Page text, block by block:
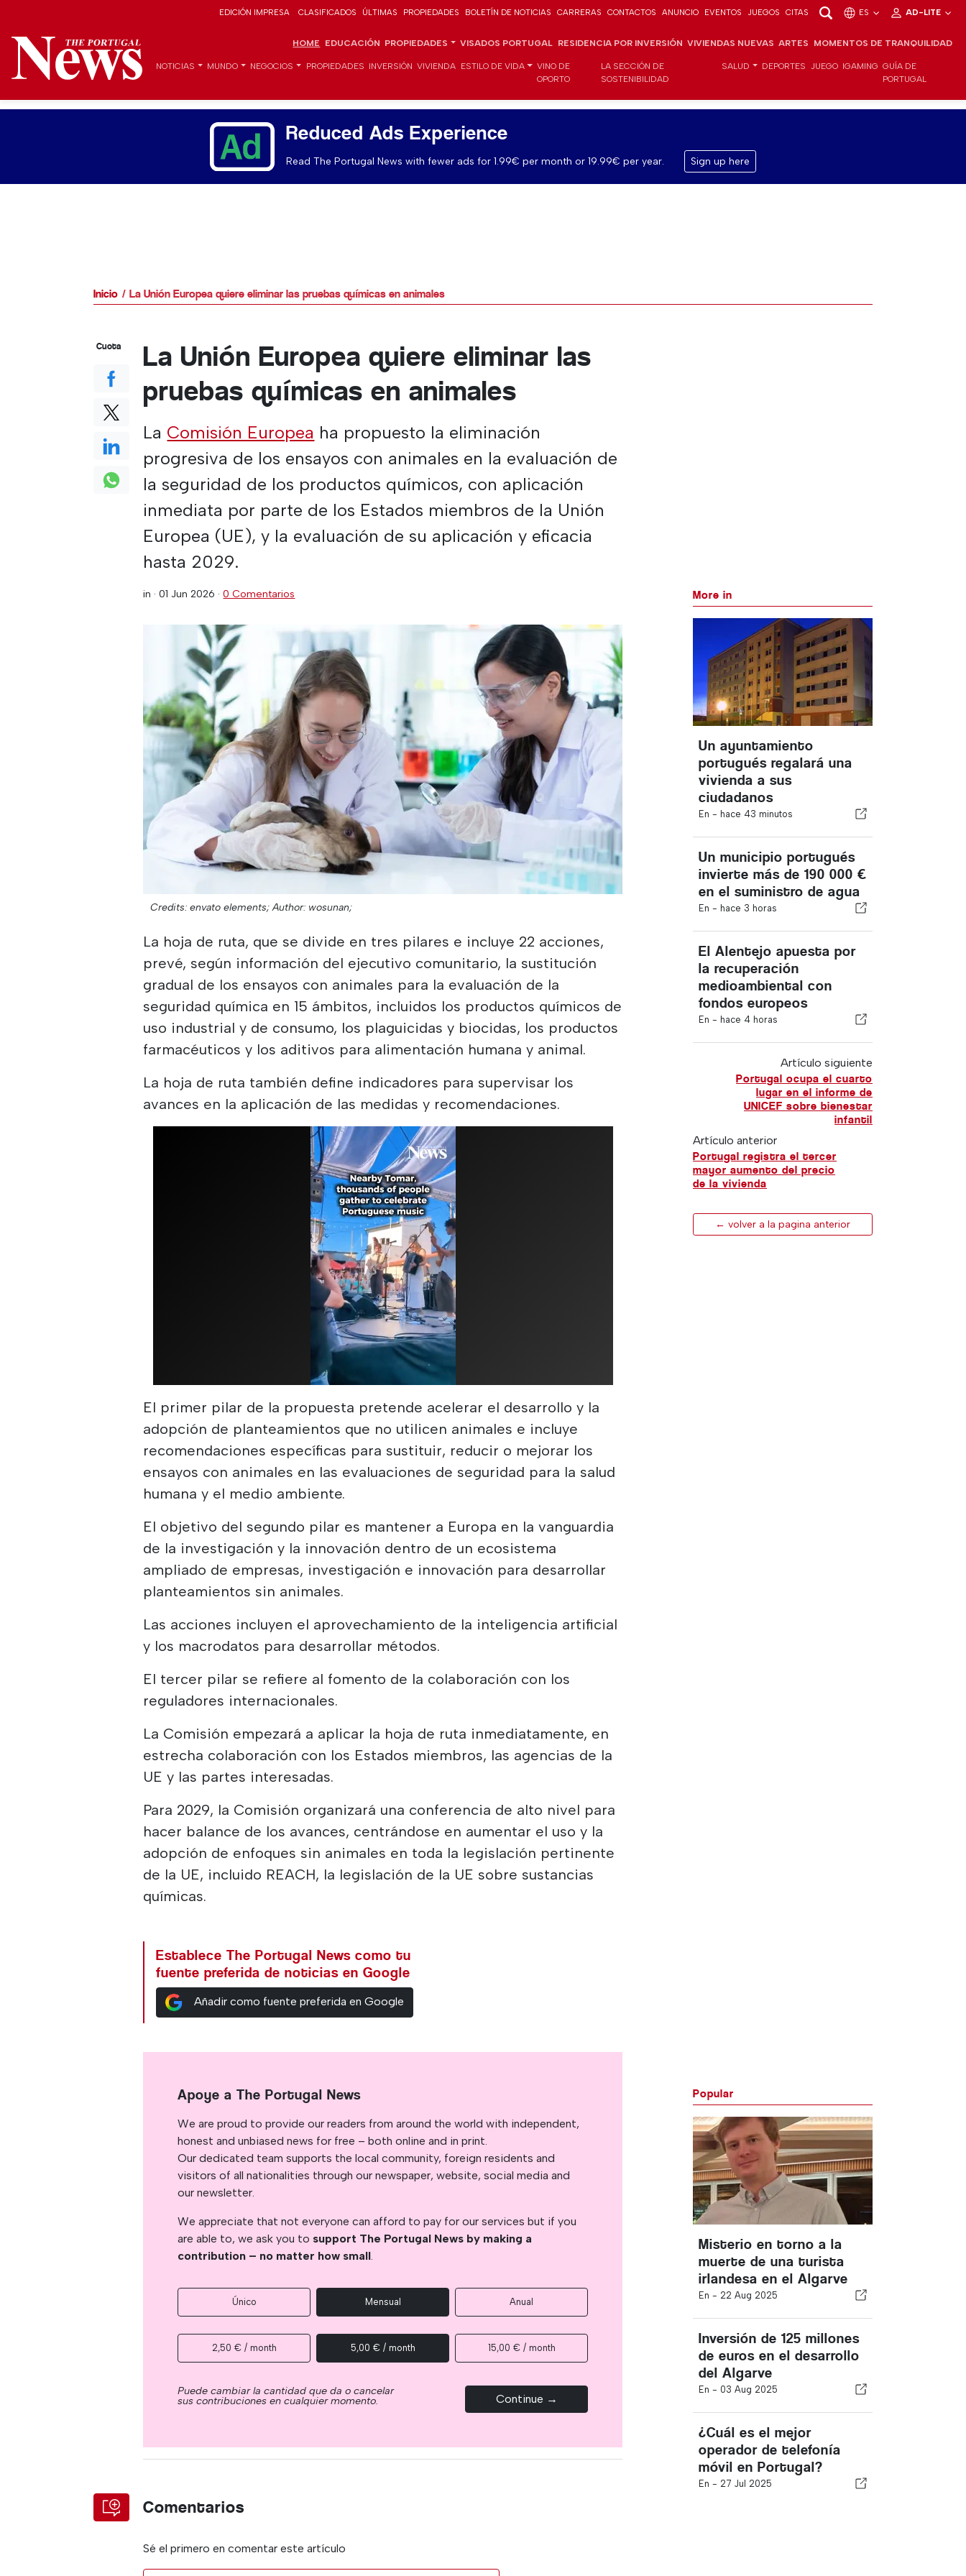
EDICIÓN IMPRESA CLASIFICADOS ÚLTIMAS PROPIEDADES BOLETÍN DE NOTICIAS CARRERAS CONTACTOS ANUNCIO EVENTOS JUEGOS CITAS ES AD-LITE
HOME EDUCACIÓN PROPIEDADES VISADOS PORTUGAL RESIDENCIA POR INVERSIÓN VIVIENDAS NUEVAS ARTES MOMENTOS DE TRANQUILIDAD
NOTICIAS MUNDO NEGOCIOS PROPIEDADES INVERSIÓN VIVIENDA ESTILO DE VIDA
VINO DE
OPORTO
LA SECCIÓN DE
SOSTENIBILIDAD
SALUD DEPORTES JUEGO IGAMING GUÍA DE
PORTUGAL
Reduced Ads Experience
Read The Portugal News with fewer ads for 1.99€ per month or 19.99€ per year. Sign up here
Inicio La Unión Europea quiere eliminar las pruebas químicas en animales
La Unión Europea quiere eliminar las
pruebas químicas en animales
La Comisión Europea ha propuesto la eliminación
progresiva de los ensayos con animales en la evaluación de
la seguridad de los productos químicos, con aplicación
inmediata por parte de los Estados miembros de la Unión
Europea (UE), y la evaluación de su aplicación y eficacia
hasta 2029.
in ·01 Jun 2026 ·0 Comentarios
Credits: envato elements; Author: wosunan;
La hoja de ruta, que se divide en tres pilares e incluye 22 acciones,
prevé, según información del ejecutivo comunitario, la sustitución
gradual de los ensayos con animales para la evaluación de la
seguridad química en 15 ámbitos, incluidos los productos químicos de
uso industrial y de consumo, los plaguicidas y biocidas, los productos
farmacéuticos y los aditivos para alimentación humana y animal.
La hoja de ruta también define indicadores para supervisar los
avances en la aplicación de las medidas y recomendaciones.
El primer pilar de la propuesta pretende acelerar el desarrollo y la
adopción de planteamientos que no utilicen animales e incluye
recomendaciones específicas para sustituir, reducir o mejorar los
ensayos con animales en las evaluaciones de seguridad para la salud
humana y el medio ambiente.
El objetivo del segundo pilar es mantener a Europa en la vanguardia
de la investigación y la innovación dentro de un ecosistema
ampliado de empresas, investigación e innovación para desarrollar
planteamientos sin animales.
Las acciones incluyen el aprovechamiento de la inteligencia artificial
y los macrodatos para desarrollar métodos.
El tercer pilar se refiere al fomento de la colaboración con los
reguladores internacionales.
La Comisión empezará a aplicar la hoja de ruta inmediatamente, en
estrecha colaboración con los Estados miembros, las agencias de la
UE y las partes interesadas.
Para 2029, la Comisión organizará una conferencia de alto nivel para
hacer balance de los avances, centrándose en aumentar el uso y la
adopción de enfoques sin animales en toda la legislación pertinente
de la UE, incluido REACH, la legislación de la UE sobre sustancias
químicas.
Establece The Portugal News como tu
fuente preferida de noticias en Google
Añadir como fuente preferida en Google
Cuota
More in
Un ayuntamiento
portugués regalará una
vivienda a sus
ciudadanos
En - hace 43 minutos
Un municipio portugués
invierte más de 190 000 €
en el suministro de agua
En - hace 3 horas
El Alentejo apuesta por
la recuperación
medioambiental con
fondos europeos
En - hace 4 horas
Artículo siguiente
Portugal ocupa el cuarto
lugar en el informe de
UNICEF sobre bienestar
infantil
Artículo anterior
Portugal registra el tercer
mayor aumento del precio
de la vivienda
← volver a la pagina anterior
Apoye a The Portugal News
We are proud to provide our readers from around the world with independent,
honest and unbiased news for free – both online and in print.
Our dedicated team supports the local community, foreign residents and
visitors of all nationalities through our newspaper, website, social media and
our newsletter.
We appreciate that not everyone can afford to pay for our services but if you
are able to, we ask you to support The Portugal News by making a
contribution – no matter how small.
Único Mensual Anual
2,50 € / month 5,00 € / month 15,00 € / month
Puede cambiar la cantidad que da o cancelar
sus contribuciones en cualquier momento. Continue →
Comentarios
Sé el primero en comentar este artículo
Popular
Misterio en torno a la
muerte de una turista
irlandesa en el Algarve
En - 22 Aug 2025
Inversión de 125 millones
de euros en el desarrollo
del Algarve
En - 03 Aug 2025
¿Cuál es el mejor
operador de telefonía
móvil en Portugal?
En - 27 Jul 2025